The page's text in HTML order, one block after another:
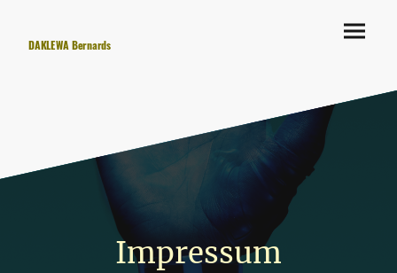
DAKLEWA Bernards
Impressum